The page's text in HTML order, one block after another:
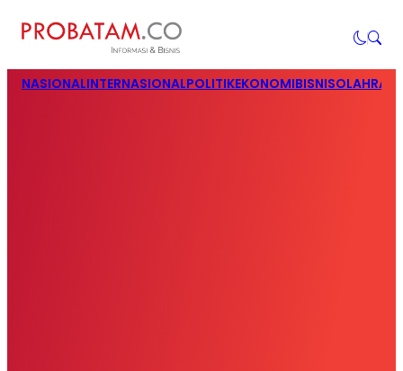
NASIONALINTERNASIONALPOLITIKEKONOMIBISNIS